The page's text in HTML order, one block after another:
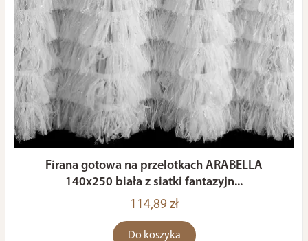
Firana gotowa na przelotkach ARABELLA
140x250 biała z siatki fantazyjn...
114,89 zł
Do koszyka